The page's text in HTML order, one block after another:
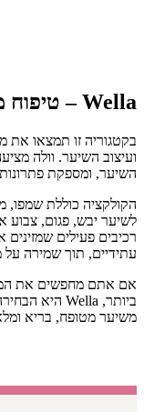
Wella – טיפוח מקצועי לשיער בריא ומטופח
ועיצוב השיער. וולה
השיער, ומספקת
הקולקציה כוללת שמפו,
רכיבים פעילים שמזינים
עתידיים, תוך שמירה
אם אתם מחפשים את
משיער מטופח, בריא